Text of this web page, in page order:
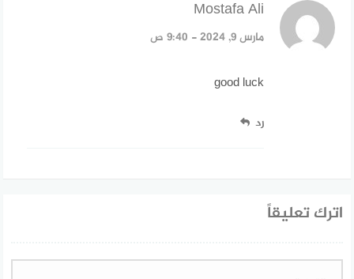
Mostafa Ali
مارس 9, 2024 - 9:40 ص
good luck
رد
اترك تعليقاً